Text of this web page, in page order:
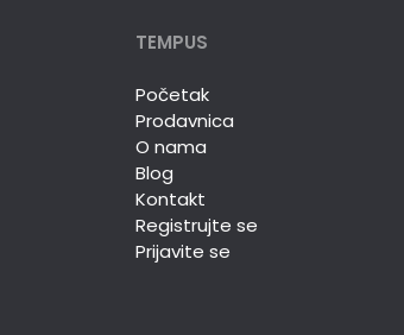
TEMPUS
Početak
Prodavnica
O nama
Blog
Kontakt
Registrujte se
Prijavite se